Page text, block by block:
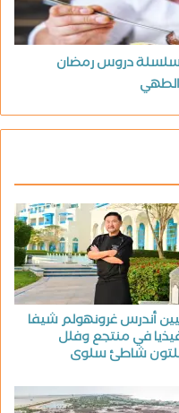
دروس رمضان
أندرس غرونهولم شيفا
في منتجع وفلل
شاطئ سلوى